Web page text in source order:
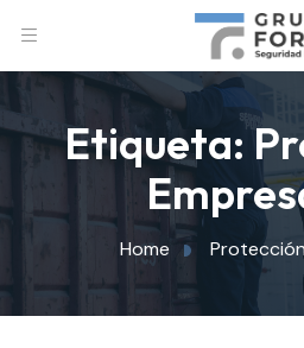
Etiqueta:
Home